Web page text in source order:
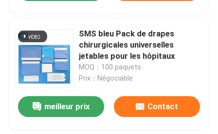
SMS bleu Pack de drapes
chirurgicales universelles
jetables pour les hôpitaux
MOQ：100 paquets
Prix：Négociable
meilleur prix Contact